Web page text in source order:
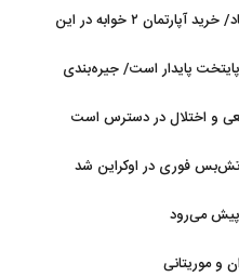
لیست قیمت خرید مسکن در نازی‌آباد/ خرید آپارتمان ۲ خوابه در این
پایدار است/ جیره‌بندی
و اختلال در دسترس است
آتش‌بس فوری در اوکراین شد
پیش می‌رود
و موریتانی